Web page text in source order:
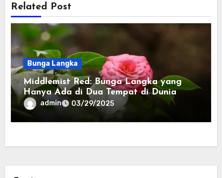
Related Post
Bunga Langka
Middlemist Red: Bunga Langka yang
Hanya Ada di Dua Tempat di Dunia
admin 03/29/2025